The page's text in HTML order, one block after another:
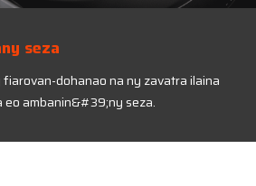
seza
dohanao na ny zavatra ilaina
ambanin&#39;ny seza.